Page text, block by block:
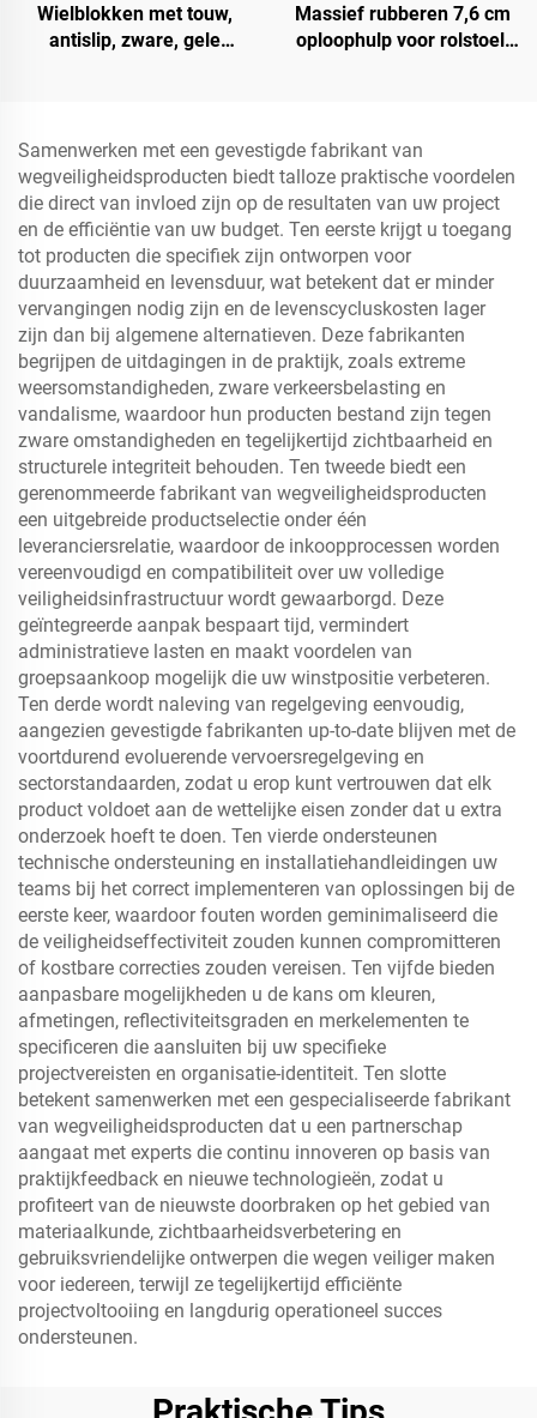
Wielblokken met touw,
antislip, zware, gele
camperwagens
Massief rubberen 7,6 cm
oploophulp voor rolstoel,
Productcategorie
Samenwerken met een gevestigde fabrikant van
wegveiligheidsproducten biedt talloze praktische voordelen
die direct van invloed zijn op de resultaten van uw project
en de efficiëntie van uw budget. Ten eerste krijgt u toegang
tot producten die specifiek zijn ontworpen voor
duurzaamheid en levensduur, wat betekent dat er minder
vervangingen nodig zijn en de levenscycluskosten lager
zijn dan bij algemene alternatieven. Deze fabrikanten
begrijpen de uitdagingen in de praktijk, zoals extreme
weersomstandigheden, zware verkeersbelasting en
vandalisme, waardoor hun producten bestand zijn tegen
zware omstandigheden en tegelijkertijd zichtbaarheid en
structurele integriteit behouden. Ten tweede biedt een
gerenommeerde fabrikant van wegveiligheidsproducten
een uitgebreide productselectie onder één
leveranciersrelatie, waardoor de inkoopprocessen worden
vereenvoudigd en compatibiliteit over uw volledige
veiligheidsinfrastructuur wordt gewaarborgd. Deze
geïntegreerde aanpak bespaart tijd, vermindert
administratieve lasten en maakt voordelen van
groepsaankoop mogelijk die uw winstpositie verbeteren.
Ten derde wordt naleving van regelgeving eenvoudig,
aangezien gevestigde fabrikanten up-to-date blijven met de
voortdurend evoluerende vervoersregelgeving en
sectorstandaarden, zodat u erop kunt vertrouwen dat elk
product voldoet aan de wettelijke eisen zonder dat u extra
onderzoek hoeft te doen. Ten vierde ondersteunen
technische ondersteuning en installatiehandleidingen uw
teams bij het correct implementeren van oplossingen bij de
eerste keer, waardoor fouten worden geminimaliseerd die
de veiligheidseffectiviteit zouden kunnen compromitteren
of kostbare correcties zouden vereisen. Ten vijfde bieden
aanpasbare mogelijkheden u de kans om kleuren,
afmetingen, reflectiviteitsgraden en merkelementen te
specificeren die aansluiten bij uw specifieke
projectvereisten en organisatie-identiteit. Ten slotte
betekent samenwerken met een gespecialiseerde fabrikant
van wegveiligheidsproducten dat u een partnerschap
aangaat met experts die continu innoveren op basis van
praktijkfeedback en nieuwe technologieën, zodat u
profiteert van de nieuwste doorbraken op het gebied van
materiaalkunde, zichtbaarheidsverbetering en
gebruiksvriendelijke ontwerpen die wegen veiliger maken
voor iedereen, terwijl ze tegelijkertijd efficiënte
projectvoltooiing en langdurig operationeel succes
ondersteunen.